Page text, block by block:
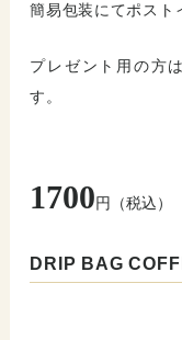
簡易包装にてポスト
プレゼント用の方
す。
1700円（税込）
DRIP BAG